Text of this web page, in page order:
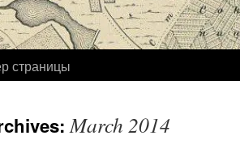
страницы
March 2014